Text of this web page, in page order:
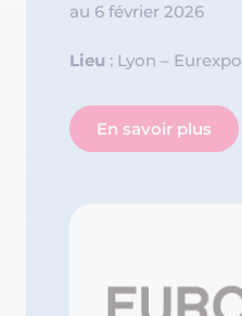
au 6 février 2026
Lieu : Lyon – Eurexpo
En savoir plus